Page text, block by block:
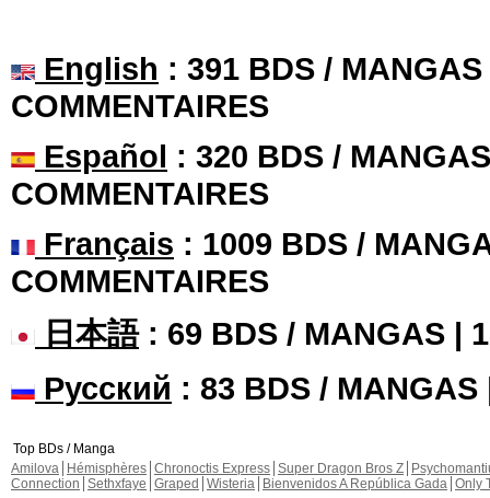
English : 391 BDS /
COMMENTAIRES
Español : 320 BDS /
COMMENTAIRES
Français : 1009 BDS /
COMMENTAIRES
日本語: 69 BDS / MANGAS |
Русский : 83 BDS / MANGAS
Top BDs / Manga
Amilova
Hémisphères Chronoctis Express Super Dragon Bros Z
Connection Sethxfaye Graped Wisteria Bienvenidos A República Gada Only